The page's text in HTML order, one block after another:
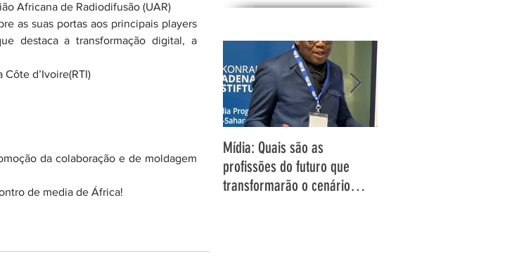
Africana de Radiodifusão (UAR)
as suas portas aos principais players
destaca a transformação digital, a
d’Ivoire(RTI)
da colaboração e de moldagem
de media de África!
Mídia: Quais são as
profissões do futuro que
transformarão o cenário